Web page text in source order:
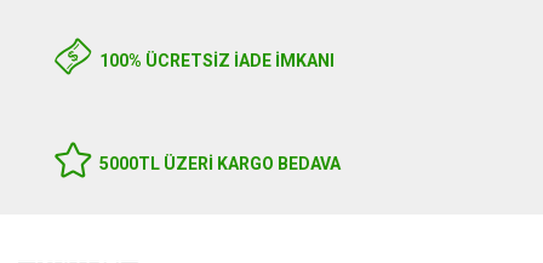
100% ÜCRETSİZ İADE İMKANI
5000TL ÜZERI KARGO BEDAVA